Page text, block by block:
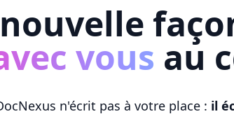
vous au
n'écrit pas à votre place : il